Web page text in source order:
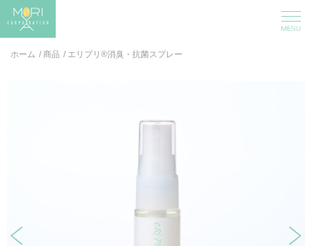
ホーム / 商品 / エリプリ®消臭・抗菌スプレー